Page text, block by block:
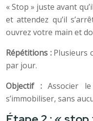
« Stop » juste avant
et attendez qu’il
ouvrez votre main et
Répétitions : Plusieurs
par jour.
Objectif :Associer
s’immobiliser, sans